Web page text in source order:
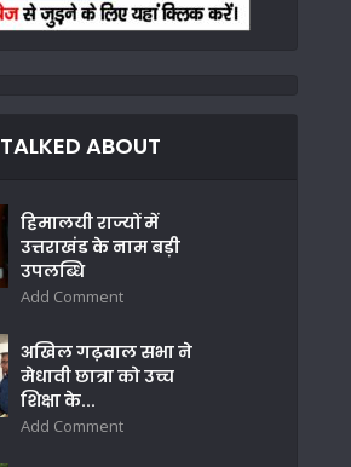
TALKED ABOUT
हिमालयी राज्यों में
उत्तराखंड के नाम बड़ी
उपलब्धि
Add Comment
अखिल गढ़वाल सभा ने
मेधावी छात्रा को उच्च
शिक्षा के...
Add Comment